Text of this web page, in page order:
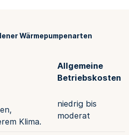
Wärmepumpenarten
Allgemeine
Betriebskosten
Klima.
niedrig bis
moderat